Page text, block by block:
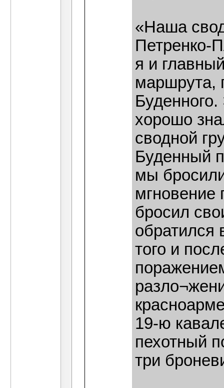
«Наша
Петренко-
я и
маршрута,
хорошо
сводной
Буденный
мы
мгновение
бросил
обратился
того и
19-ю
пехотный
три